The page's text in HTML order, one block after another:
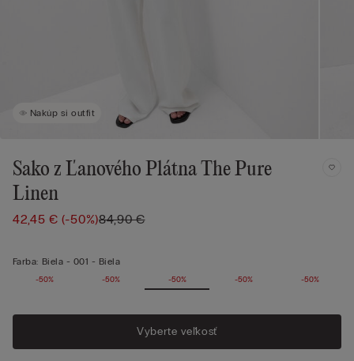
Nakúp si outfit
Sako z Ľanového Plátna The Pure
Linen
42,45 €(-50%)84,90 €
Farba: Biela - 001 - Biela
-50% -50% -50% -50% -50%
Vyberte veľkosť